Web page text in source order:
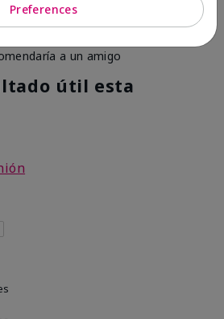
a un amigo
útil esta
Preferences